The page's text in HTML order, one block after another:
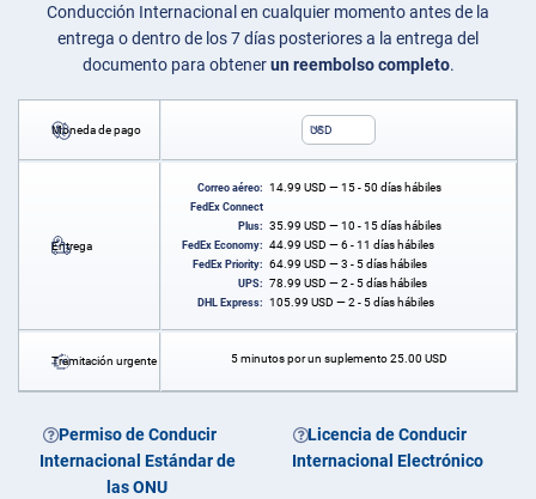
Conducción Internacional en cualquier momento antes de la
entrega o dentro de los 7 días posteriores a la entrega del
documento para obtenerun reembolso completo.
Moneda de pago USD
Entrega
Correo aéreo: 14.99 USD — 15 - 50 días hábiles
FedEx Connect
Plus: 35.99 USD — 10 - 15 días hábiles
FedEx Economy: 44.99 USD — 6 - 11 días hábiles
FedEx Priority: 64.99 USD — 3 - 5 días hábiles
UPS: 78.99 USD — 2 - 5 días hábiles
DHL Express: 105.99 USD — 2 - 5 días hábiles
Tramitación urgente 5 minutos por un suplemento25.00 USD
Permiso de Conducir
Internacional Estándar de
las ONU
Licencia de Conducir
Internacional Electrónico